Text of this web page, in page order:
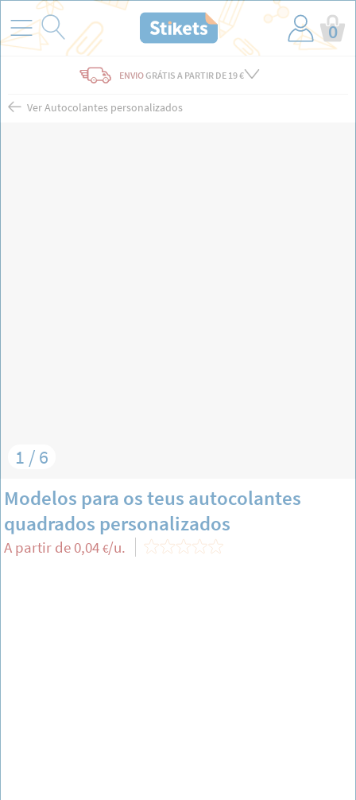
0
ENVIOGRÁTIS A PARTIR DE 19 €
Ver Autocolantes personalizados
1 / 6
Modelos para os teus autocolantes
quadrados personalizados
A partir de 0,04 €/u.